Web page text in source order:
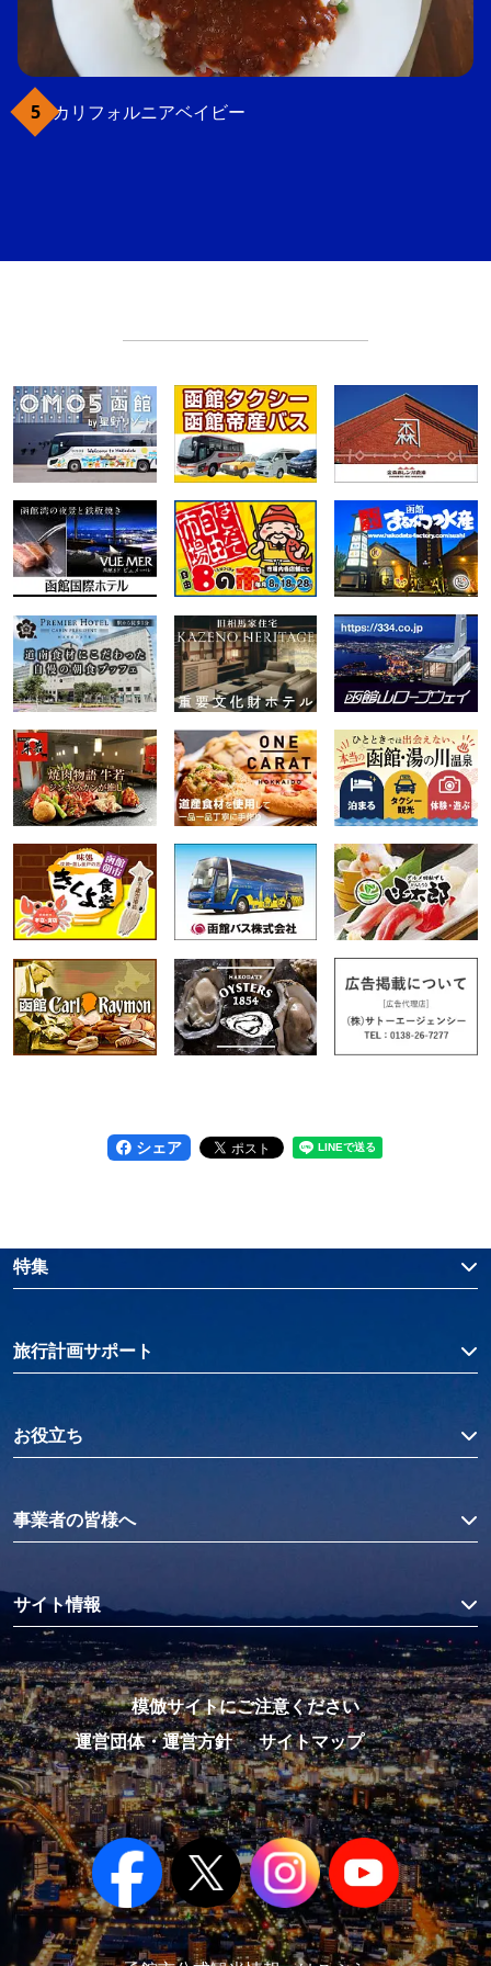
カリフォルニアベイビー
シェア
特集
旅行計画サポート
お役立ち
事業者の皆様へ
サイト情報
模倣サイトにご注意ください
運営団体・運営方針
サイトマップ